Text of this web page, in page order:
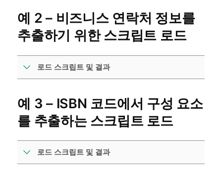
예 2 – 비즈니스 연락처 정보를
추출하기 위한 스크립트 로드
로드 스크립트 및 결과
예 3 – ISBN 코드에서 구성 요소
를 추출하는 스크립트 로드
로드 스크립트 및 결과